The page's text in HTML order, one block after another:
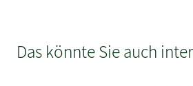
Das könnte Sie auch